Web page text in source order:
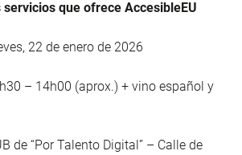
servicios que ofrece AccesibleEU
de enero de 2026
14h00 (aprox.) + vino español y
Talento Digital” – Calle de